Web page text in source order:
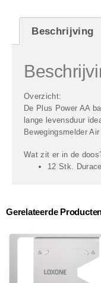
Beschrijving
Overzicht:
De Plus Power AA
lange levensduur
Bewegingsmelder
Wat zit er in de
12 Stk.
Gerelateerde